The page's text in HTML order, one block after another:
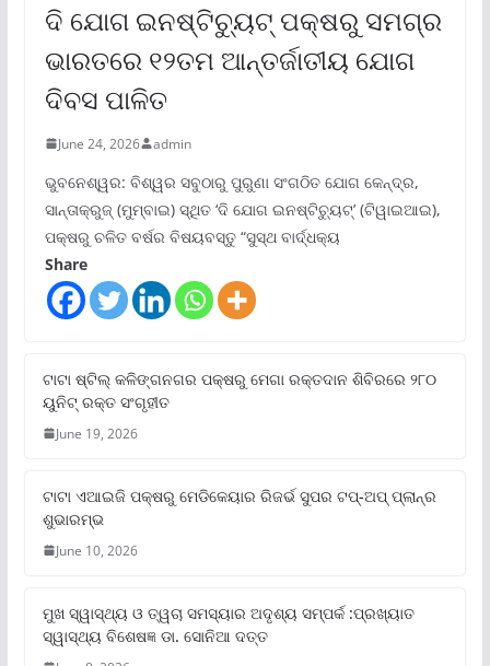
ଦି ଯୋଗ ଇନଷ୍ଟିଚ୍ୟୁଟ୍ ପକ୍ଷରୁ ସମଗ୍ର
ଭାରତରେ ୧୨ତମ ଆନ୍ତର୍ଜାତୀୟ ଯୋଗ
ଦିବସ ପାଳିତ
June 24, 2026 admin
ଭୁବନେଶ୍ୱର: ବିଶ୍ୱର ସବୁଠାରୁ ପୁରୁଣା ସଂଗଠିତ ଯୋଗ କେନ୍ଦ୍ର,
ସାନ୍ତାକ୍ରୁଜ୍ (ମୁମ୍ବାଇ) ସ୍ଥିତ ‘ଦି ଯୋଗ ଇନଷ୍ଟିଚ୍ୟୁଟ୍‌’ (ଟିୱାଇଆଇ),
ପକ୍ଷରୁ ଚଳିତ ବର୍ଷର ବିଷୟବସ୍ତୁ “ସୁସ୍ଥ ବାର୍ଦ୍ଧକ୍ୟ
Share
ଟାଟା ଷ୍ଟିଲ୍‌ କଳିଙ୍ଗନଗର ପକ୍ଷରୁ ମେଗା ରକ୍ତଦାନ ଶିବିରରେ ୨୮୦
ୟୁନିଟ୍‌ ରକ୍ତ ସଂଗୃହୀତ
June 19, 2026
ଟାଟା ଏଆଇଜି ପକ୍ଷରୁ ମେଡିକେୟାର ରିଜର୍ଭ ସୁପର ଟପ୍‌-ଅପ୍ ପ୍ଲାନ୍‌ର
ଶୁଭାରମ୍ଭ
June 10, 2026
ମୁଖ ସ୍ୱାସ୍ଥ୍ୟ ଓ ତ୍ୱଚା ସମସ୍ୟାର ଅଦୃଶ୍ୟ ସମ୍ପର୍କ :ପ୍ରଖ୍ୟାତ
ସ୍ୱାସ୍ଥ୍ୟ ବିଶେଷଜ୍ଞ ଡା. ସୋନିଆ ଦତ୍ତ